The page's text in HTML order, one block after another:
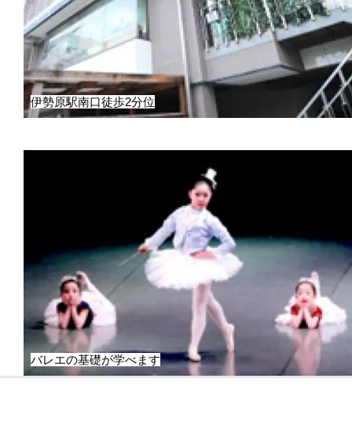
伊勢原駅南口徒歩2分位
バレエの基礎が学べます